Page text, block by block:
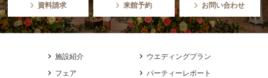
資料請求 来館予約 お問い合わせ
施設紹介
ウエディングプラン
フェア
パーティーレポート